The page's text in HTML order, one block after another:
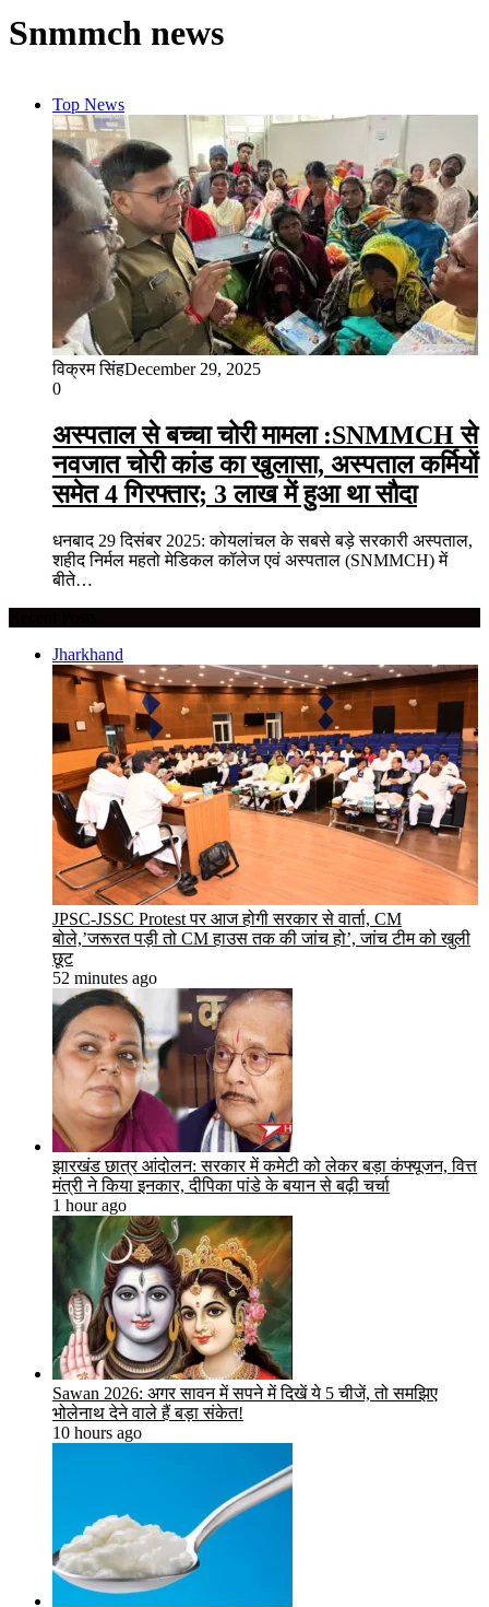
Snmmch news
Top News
विक्रम सिंहDecember 29, 2025
0
अस्पताल से बच्चा चोरी मामला :SNMMCH से
नवजात चोरी कांड का खुलासा, अस्पताल कर्मियों
समेत 4 गिरफ्तार; 3 लाख में हुआ था सौदा
धनबाद 29 दिसंबर 2025: कोयलांचल के सबसे बड़े सरकारी अस्पताल,
शहीद निर्मल महतो मेडिकल कॉलेज एवं अस्पताल (SNMMCH) में
बीते…
Jharkhand
JPSC-JSSC Protest पर आज होगी सरकार से वार्ता, CM
बोले,’जरूरत पड़ी तो CM हाउस तक की जांच हो’, जांच टीम को खुली
छूट
52 minutes ago
झारखंड छात्र आंदोलन: सरकार में कमेटी को लेकर बड़ा कंफ्यूजन, वित्त
मंत्री ने किया इनकार, दीपिका पांडे के बयान से बढ़ी चर्चा
1 hour ago
Sawan 2026: अगर सावन में सपने में दिखें ये 5 चीजें, तो समझिए
भोलेनाथ देने वाले हैं बड़ा संकेत!
10 hours ago